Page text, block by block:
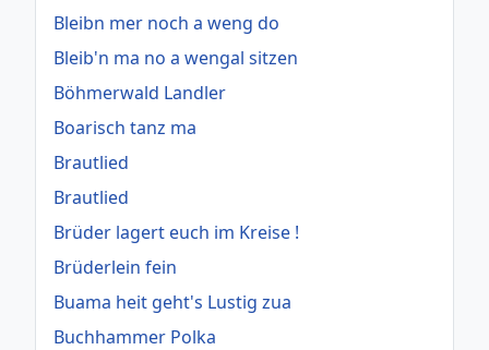
Bleibn mer noch a weng do
Bleib'n ma no a wengal sitzen
Böhmerwald Landler
Boarisch tanz ma
Brautlied
Brautlied
Brüder lagert euch im Kreise !
Brüderlein fein
Buama heit geht's Lustig zua
Buchhammer Polka